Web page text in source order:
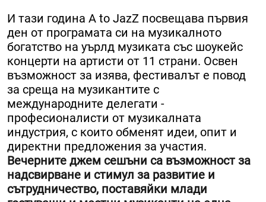
И тази година A to JazZ посвещава първия
ден от програмата си на музикалното
богатство на уърлд музиката със шоукейс
концерти на артисти от 11 страни. Освен
възможност за изява, фестивалът е повод
за среща на музикантите с
международните делегати -
професионалисти от музикалната
индустрия, с които обменят идеи, опит и
директни предложения за участия.
Вечерните джем сешъни са възможност за
надсвирване и стимул за развитие и
сътрудничество, поставяйки млади